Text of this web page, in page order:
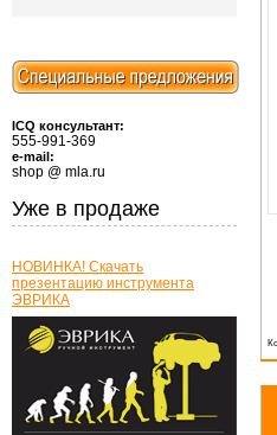
ICQ консультант:
555-991-369
e-mail:
shop @ mla.ru
Уже в продаже
НОВИНКА! Скачать
презентацию инструмента
ЭВРИКА